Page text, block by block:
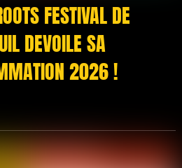
FESTIVAL DE
DEVOILE SA
2026 !